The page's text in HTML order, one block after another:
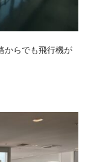
からでも飛行機が